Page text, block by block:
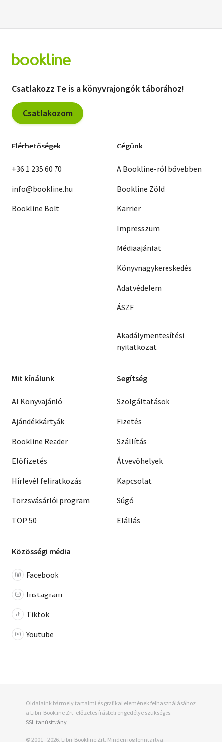
Csatlakozz Te is a könyvrajongók táborához!
Csatlakozom
Elérhetőségek
+36 1 235 60 70
info@bookline.hu
Bookline Bolt
Cégünk
A Bookline-ról bővebben
Bookline Zöld
Karrier
Impresszum
Médiaajánlat
Könyvnagykereskedés
Adatvédelem
ÁSZF
Akadálymentesítési
nyilatkozat
Mit kínálunk
AI Könyvajánló
Ajándékkártyák
Bookline Reader
Előfizetés
Hírlevél feliratkozás
Törzsvásárlói program
TOP 50
Segítség
Szolgáltatások
Fizetés
Szállítás
Átvevőhelyek
Kapcsolat
Súgó
Elállás
Közösségi média
Facebook
Instagram
Tiktok
Youtube
Oldalaink bármely tartalmi és grafikai elemének felhasználásához
a Libri-Bookline Zrt. előzetes írásbeli engedélye szükséges.
SSL tanúsítvány
© 2001 - 2026, Libri-Bookline Zrt. Minden jog fenntartva.